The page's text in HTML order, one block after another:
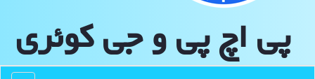
پی اچ پی و جی كوئری